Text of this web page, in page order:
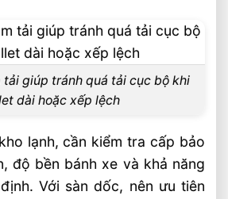
tải giúp tránh quá tải cục bộ khi
dài hoặc xếp lệch
lạnh, cần kiểm tra cấp bảo
độ bền bánh xe và khả năng
Với sàn dốc, nên ưu tiên